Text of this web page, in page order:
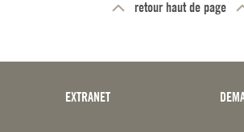
retour haut de page
EXTRANET